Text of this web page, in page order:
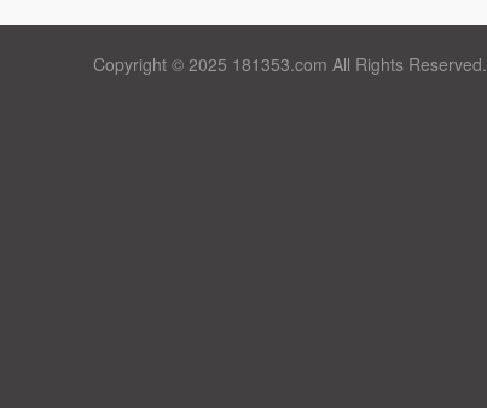
Copyright © 2025 181353.com All Rights Reserved.